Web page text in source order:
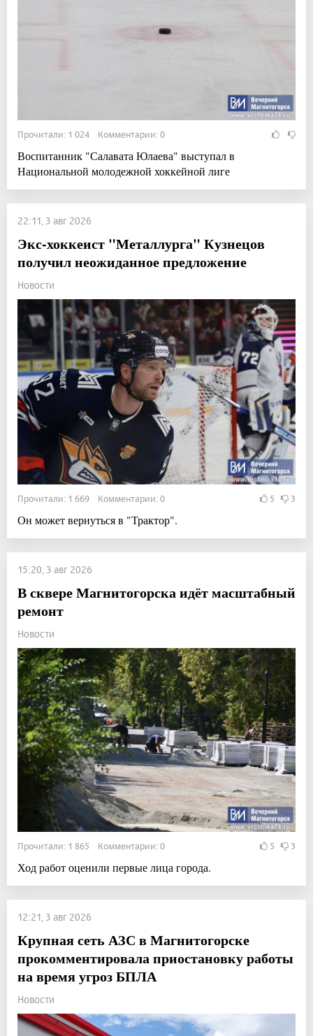
Прочитали: 1 024 Комментарии: 0
Воспитанник "Салавата Юлаева" выступал в
Национальной молодежной хоккейной лиге
22:11, 3 авг 2026
Экс-хоккеист "Металлурга" Кузнецов
получил неожиданное предложение
Новости
Прочитали: 1 669 Комментарии: 0 5 3
Он может вернуться в "Трактор".
15:20, 3 авг 2026
В сквере Магнитогорска идёт масштабный
ремонт
Новости
Прочитали: 1 865 Комментарии: 0 5 3
Ход работ оценили первые лица города.
12:21, 3 авг 2026
Крупная сеть АЗС в Магнитогорске
прокомментировала приостановку работы
на время угроз БПЛА
Новости